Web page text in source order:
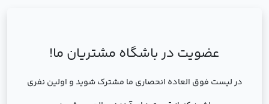
عضویت در باشگاه مشتریان ما!
در لیست فوق العاده انحصاری ما مشترک شوید و اولین نفری